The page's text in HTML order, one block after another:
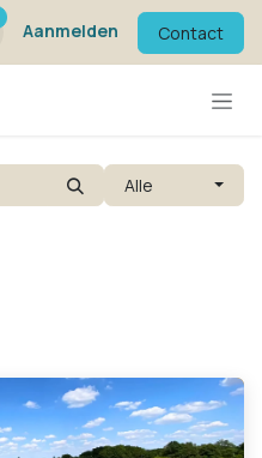
Aanmelden Contact
Alle